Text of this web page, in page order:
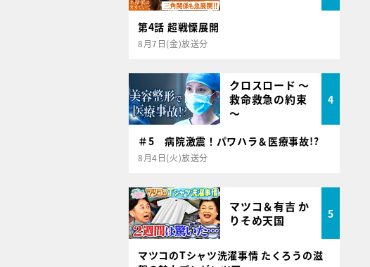
第4話 超戦慄展開
8月7日(金)放送分
クロスロード ～
救命救急の約束
～
4
＃5 病院激震！パワハラ＆医療事故!?
8月4日(火)放送分
マツコ＆有吉 か
りそめ天国
5
マツコのTシャツ洗濯事情 たくろうの滋